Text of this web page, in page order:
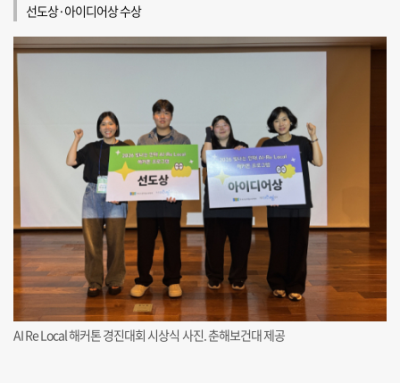
선도상·아이디어상 수상
AI Re Local 해커톤 경진대회 시상식 사진. 춘해보건대 제공